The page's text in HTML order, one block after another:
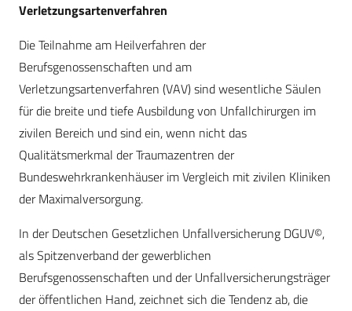
Verletzungsartenverfahren
Die Teilnahme am Heilverfahren der
Berufsgenossenschaften und am
Verletzungsartenverfahren (VAV) sind wesentliche Säulen
für die breite und tiefe Ausbildung von Unfallchirurgen im
zivilen Bereich und sind ein, wenn nicht das
Qualitätsmerkmal der Traumazentren der
Bundeswehrkrankenhäuser im Vergleich mit zivilen Kliniken
der Maximalversorgung.
In der Deutschen Gesetzlichen Unfallversicherung DGUV©,
als Spitzenverband der gewerblichen
Berufsgenossenschaften und der Unfallversicherungsträger
der öffentlichen Hand, zeichnet sich die Tendenz ab, die